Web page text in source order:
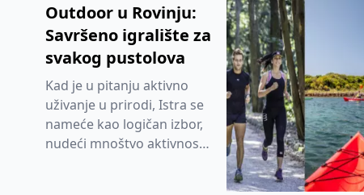
Outdoor u Rovinju:
Savršeno igralište za
svakog pustolova
Kad je u pitanju aktivno
uživanje u prirodi, Istra se
nameće kao logičan izbor,
nudeći mnoštvo aktivnosti